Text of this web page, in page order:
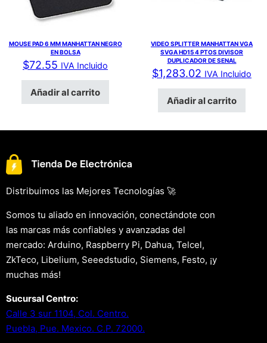
MOUSE PAD 6 MM MANHATTAN NEGRO
EN BOLSA
$72.55 IVA Incluido
Añadir al carrito
VIDEO SPLITTER MANHATTAN VGA
SVGA HD15 4 PTOS DIVISOR
DUPLICADOR DE SENAL
$1,283.02 IVA Incluido
Añadir al carrito
Distribuimos las Mejores Tecnologías 🚀
Somos tu aliado en innovación, conectándote con
las marcas más confiables y avanzadas del
mercado: Arduino, Raspberry Pi, Dahua, Telcel,
ZkTeco, Libelium, Seeedstudio, Siemens, Festo, ¡y
muchas más!
Sucursal Centro:
Calle 3 sur 1104, Col. Centro.
Puebla, Pue. Mexico. C.P. 72000.